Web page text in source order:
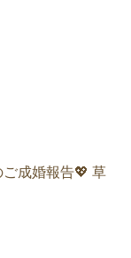
成婚報告💖 草